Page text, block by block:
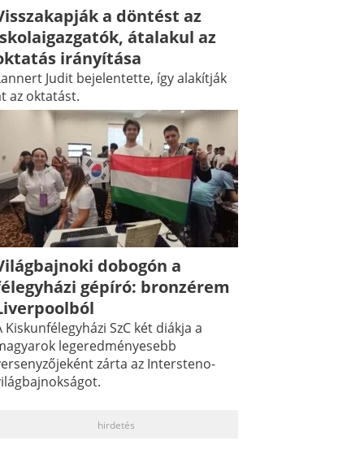
a döntést az
átalakul az
irányítása
Judit bejelentette, így alakítják
az oktatást.
dobogón a
gépíró: bronzérem
Kiskunfélegyházi SzC két diákja a
legeredményesebb
zárta az Intersteno-
hirdetés